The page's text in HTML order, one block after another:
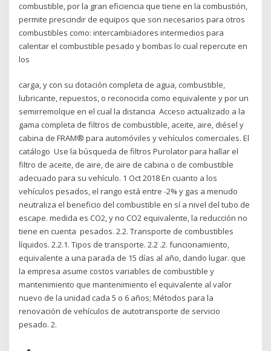
combustible, por la gran eficiencia que tiene en la combustión,
permite prescindir de equipos que son necesarios para otros
combustibles como: intercambiadores intermedios para
calentar el combustible pesado y bombas lo cual repercute en
los
carga, y con su dotación completa de agua, combustible,
lubricante, repuestos, o reconocida como equivalente y por un
semirremolque en el cual la distancia Acceso actualizado a la
gama completa de filtros de combustible, aceite, aire, diésel y
cabina de FRAM® para automóviles y vehículos comerciales. El
catálogo Use la búsqueda de filtros Purolator para hallar el
filtro de aceite, de aire, de aire de cabina o de combustible
adecuado para su vehículo. 1 Oct 2018 En cuanto a los
vehículos pesados, el rango está entre -2% y gas a menudo
neutraliza el beneficio del combustible en sí a nivel del tubo de
escape. medida es CO2, y no CO2 equivalente, la reducción no
tiene en cuenta pesados. 2.2. Transporte de combustibles
líquidos. 2.2.1. Tipos de transporte. 2.2 .2. funcionamiento,
equivalente a una parada de 15 días al año, dando lugar. que
la empresa asume costos variables de combustible y
mantenimiento que mantenimiento el equivalente al valor
nuevo de la unidad cada 5 o 6 años; Métodos para la
renovación de vehículos de autotransporte de servicio
pesado. 2.